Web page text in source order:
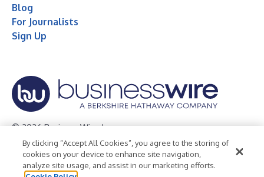
Blog
For Journalists
Sign Up
© 2026 Business Wire, Inc.
Privacy Policy Cookie Policy
Accessibility Statement
Terms of Use
Legal
By clicking “Accept All Cookies”, you agree to the storing of
cookies on your device to enhance site navigation,
analyze site usage, and assist in our marketing efforts.